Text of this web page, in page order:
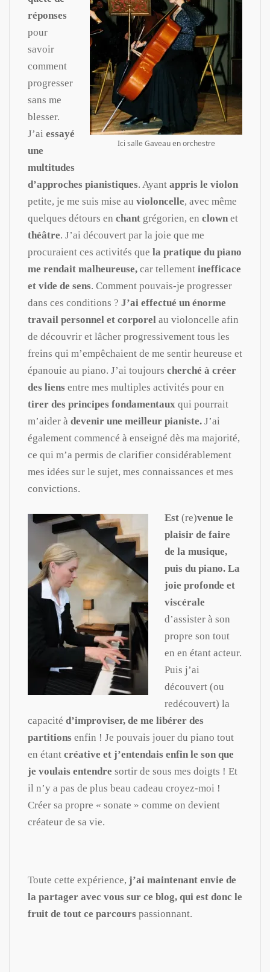
Ici salle Gaveau en orchestre
réponses
pour
savoir
comment
progresser
sans me
blesser.
J’ai essayé
une
multitudes
d’approches pianistiques. Ayant appris le violon
petite, je me suis mise au violoncelle, avec même
quelques détours en chant grégorien, en clown et
théâtre. J’ai découvert par la joie que me
procuraient ces activités que la pratique du piano
me rendait malheureuse, car tellement inefficace
et vide de sens. Comment pouvais-je progresser
dans ces conditions ? J’ai effectué un énorme
travail personnel et corporel au violoncelle afin
de découvrir et lâcher progressivement tous les
freins qui m’empêchaient de me sentir heureuse et
épanouie au piano. J’ai toujours cherché à créer
des liens entre mes multiples activités pour en
tirer des principes fondamentaux qui pourrait
m’aider à devenir une meilleur pianiste. J’ai
également commencé à enseigné dès ma majorité,
ce qui m’a permis de clarifier considérablement
mes idées sur le sujet, mes connaissances et mes
convictions.
Est (re)venue le
plaisir de faire
de la musique,
puis du piano. La
joie profonde et
viscérale
d’assister à son
propre son tout
en en étant acteur.
Puis j’ai
découvert (ou
redécouvert) la
capacité d’improviser, de me libérer des
partitions enfin ! Je pouvais jouer du piano tout
en étant créative et j’entendais enfin le son que
je voulais entendre sortir de sous mes doigts ! Et
il n’y a pas de plus beau cadeau croyez-moi !
Créer sa propre « sonate » comme on devient
créateur de sa vie.
Toute cette expérience, j’ai maintenant envie de
la partager avec vous sur ce blog, qui est donc le
fruit de tout ce parcours passionnant.